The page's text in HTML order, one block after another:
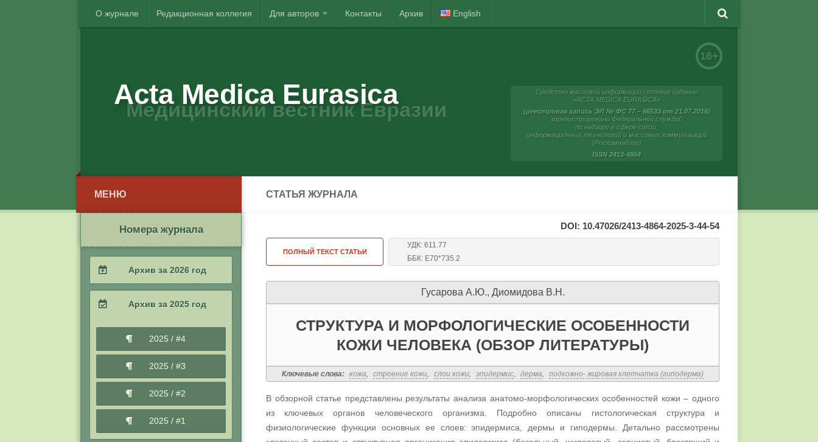
О журнале Редакционная коллегия Для авторов Контакты Архив English
16+
Acta Medica Eurasica
Медицинский вестник Евразии
Средство массовой информации сетевое издание
«ACTA MEDICA EURASICA»
(реестровая запись ЭЛ № ФС 77 – 66533 от 21.07.2016)
зарегистрировано Федеральной службой
по надзору в сфере связи,
информационных технологий и массовых коммуникаций
(Роскомнадзор)
ISSN 2413-4864
СТАТЬЯ ЖУРНАЛА
DOI: 10.47026/2413-4864-2025-3-44-54
ПОЛНЫЙ ТЕКСТ СТАТЬИ
УДК: 611.77
ББК: Е70*735.2
Гусарова А.Ю., Диомидова В.Н.
СТРУКТУРА И МОРФОЛОГИЧЕСКИЕ ОСОБЕННОСТИ
КОЖИ ЧЕЛОВЕКА (ОБЗОР ЛИТЕРАТУРЫ)
Ключевые слова: кожа, строение кожи, слои кожи, эпидермис, дерма, подкожно- жировая клетчатка (гиподерма)
В обзорной статье представлены результаты анализа анатомо-морфологических особенностей кожи – одного
из ключевых органов человеческого организма. Подробно описаны гистологическая структура и
физиологические функции основных ее слоев: эпидермиса, дермы и гиподермы. Детально рассмотрены
МЕНЮ
Номера журнала
Архив за 2026 год
2026 / #1
Архив за 2025 год
2025 / #4
2025 / #3
2025 / #2
2025 / #1